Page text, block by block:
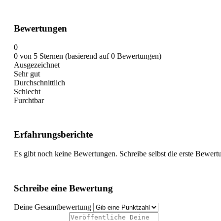
Bewertungen
0
0 von 5 Sternen (basierend auf 0 Bewertungen)
Ausgezeichnet
Sehr gut
Durchschnittlich
Schlecht
Furchtbar
Erfahrungsberichte
Es gibt noch keine Bewertungen. Schreibe selbst die erste
Schreibe eine Bewertung
Deine Gesamtbewertung